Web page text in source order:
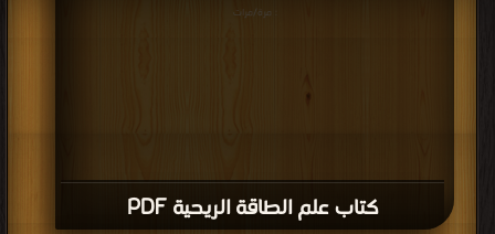
كتاب علم الطاقة الريحية PDF
: مرة/مرات